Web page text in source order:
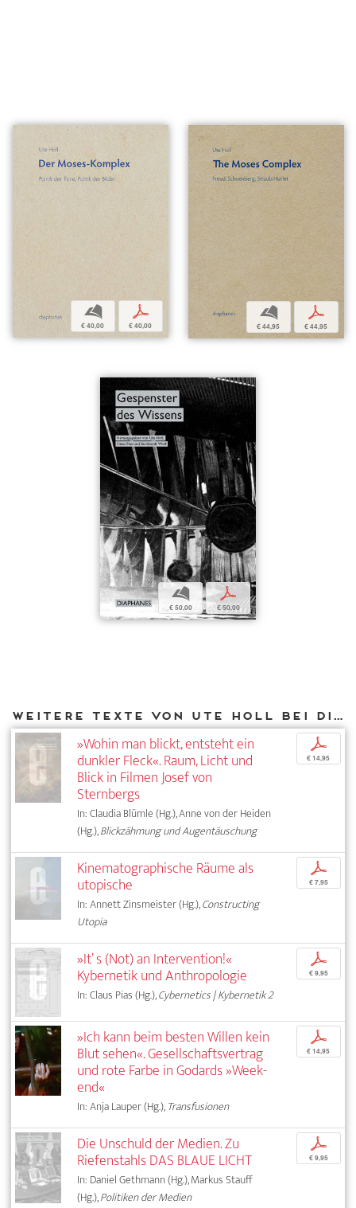
b
€ 40,00
p
€ 40,00
b
€ 44,95
p
€ 44,95
b
€ 50,00
p
€ 50,00
Weitere Texte von Ute Holl bei DIAPHANES
»Wohin man blickt, entsteht ein
dunkler Fleck«. Raum, Licht und
Blick in Filmen Josef von
Sternbergs
In: Claudia Blümle (Hg.), Anne von der Heiden
(Hg.),Blickzähmung und Augentäuschung
p
€ 14,95
Kinematographische Räume als
utopische
In: Annett Zinsmeister (Hg.),Constructing
Utopia
p
€ 7,95
»It’ s (Not) an Intervention!«
Kybernetik und Anthropologie
In: Claus Pias (Hg.),Cybernetics | Kybernetik 2
p
€ 9,95
»Ich kann beim besten Willen kein
Blut sehen«. Gesellschaftsvertrag
und rote Farbe in Godards »Week-
end«
In: Anja Lauper (Hg.),Transfusionen
p
€ 14,95
Die Unschuld der Medien. Zu
Riefenstahls DAS BLAUE LICHT
In: Daniel Gethmann (Hg.), Markus Stauff
(Hg.),Politiken der Medien
p
€ 9,95